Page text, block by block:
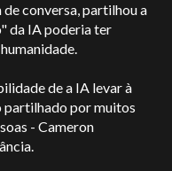
conversa, partilhou a
da IA poderia ter
de a IA levar à
partilhado por muitos
- Cameron